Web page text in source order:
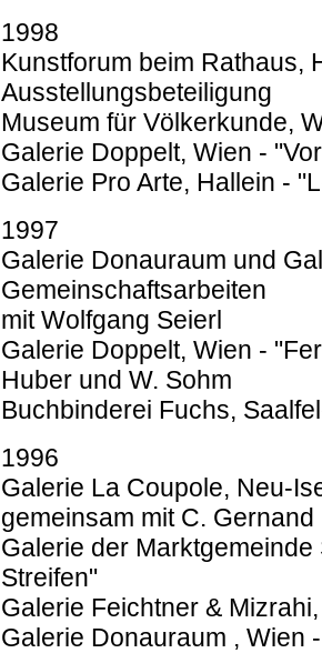
1998
Kunstforum beim Rathaus,
Ausstellungsbeteiligung
Museum für Völkerkunde,
Galerie Doppelt, Wien -
Galerie Pro Arte, Hallein -
1997
Galerie Donauraum und
Gemeinschaftsarbeiten
mit Wolfgang Seierl
Galerie Doppelt, Wien -
Huber und W. Sohm
Buchbinderei Fuchs,
1996
Galerie La Coupole, Neu-
gemeinsam mit C. Gernand
Galerie der
Streifen"
Galerie Feichtner &
Galerie Donauraum , Wien